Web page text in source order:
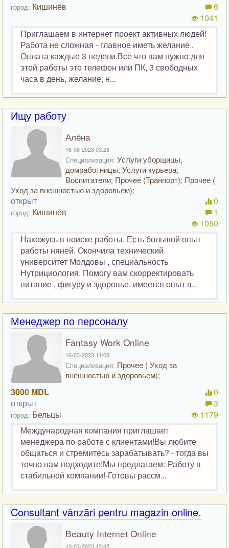
город: Кишинёв
6
1041
Приглашаем в интернет проект активных людей!
Работа не сложная - главное иметь желание .
Оплата каждые 3 недели.Всё что вам нужно для
этой работы это телефон или ПК, 3 свободных
часа в день, желание, н...
Ищу работу
Алёна
16-08-2023 03:28
Специализация: Услуги уборщицы,
домработницы; Услуги курьера;
Воспитатели; Прочее (Транпорт); Прочее (
Уход за внешностью и здоровьем);
открыт
город: Кишинёв
0
1
1050
Нахожусь в поиске работы. Есть большой опыт
работы няней. Окончила технический
университет Молдовы , специальность
Нутрициология. Помогу вам скорректировать
питание , фигуру и здоровье. имеется опыт в...
Менеджер по персоналу
Fantasy Work Online
16-03-2023 11:08
Специализация: Прочее ( Уход за
внешностью и здоровьем);
3000 MDL
открыт
город: Бельцы
0
3
1179
Международная компания приглашает
менеджера по работе с клиентами!Вы любите
общаться и стремитесь зарабатывать? - тогда вы
точно нам подходите!Мы предлагаем:-Работу в
стабильной компании!-Готовы рассм...
Consultant vânzări pentru magazin online.
Beauty Internet Online
10-03-2023 13:45